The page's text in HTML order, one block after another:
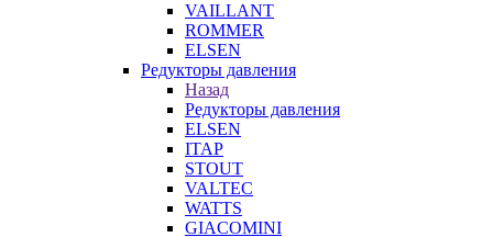
VAILLANT
ROMMER
ELSEN
Редукторы давления
Назад
Редукторы давления
ELSEN
ITAP
STOUT
VALTEC
WATTS
GIACOMINI